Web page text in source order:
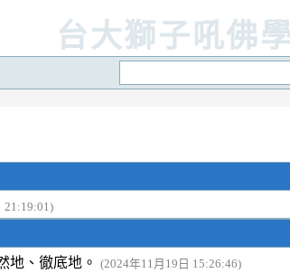
台大獅子吼佛
21:19:01)
地、徹底地。 (2024年11月19日 15:26:46)